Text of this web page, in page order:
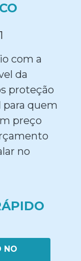
com a
da
proteção
para quem
preço
no
NO